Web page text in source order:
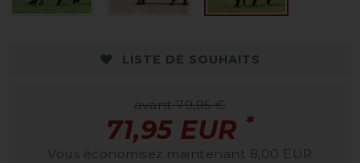
LISTE DE SOUHAITS
avant 79,95 €
71,95 EUR *
Vous économisez maintenant 8,00 EUR